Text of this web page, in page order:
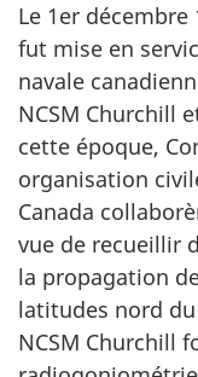
Le 1er décembre
fut mise en
navale
NCSM Churchill
cette époque,
organisation
Canada
vue de recueillir
la propagation
latitudes nord
NCSM Churchill